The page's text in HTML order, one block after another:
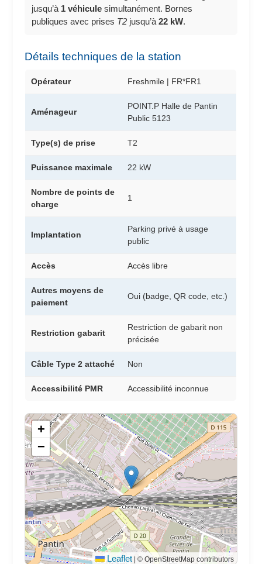
jusqu’à 1 véhicule simultanément. Bornes
publiques avec prises T2 jusqu’à22 kW.
Détails techniques de la station
Opérateur Freshmile | FR*FR1
Aménageur
POINT.P Halle de Pantin
Public 5123
Type(s) de prise T2
Puissance maximale 22 kW
Nombre de points de
charge
1
Implantation
Parking privé à usage
public
Accès Accès libre
Autres moyens de
paiement
Oui (badge, QR code, etc.)
Restriction gabarit
Restriction de gabarit non
précisée
Câble Type 2 attaché Non
Accessibilité PMR Accessibilité inconnue
+
−
Leaflet © OpenStreetMap contributors